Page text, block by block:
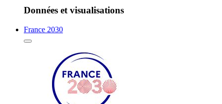
Données et visualisations
France 2030